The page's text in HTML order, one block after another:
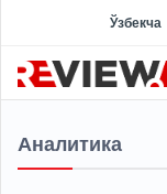
Ўзбекча
Аналитика